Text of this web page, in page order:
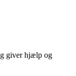
giver hjælp og